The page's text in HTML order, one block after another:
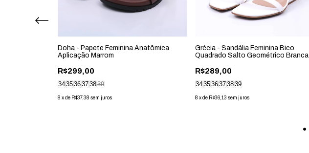
Doha - Papete Feminina Anatômica
Aplicação Marrom
R$299,00
343536373839
8 xde R$37,38 sem juros
Grécia - Sandália Feminina Bico
Quadrado Salto Geométrico Branca
R$289,00
343536373839
8 xde R$36,13 sem juros